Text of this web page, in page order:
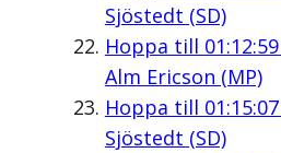
Sjöstedt (SD)
Hoppa till 01:12:59
Alm Ericson (MP)
Hoppa till 01:15:07
Sjöstedt (SD)